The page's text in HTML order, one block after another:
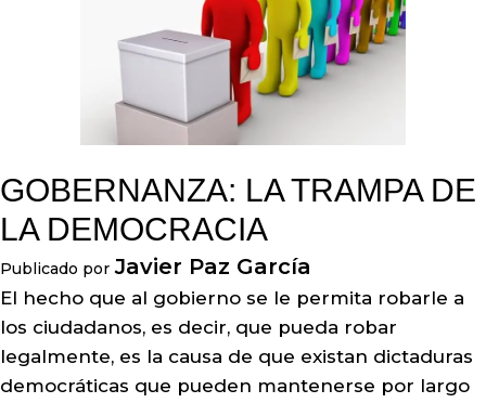
GOBERNANZA: LA TRAMPA DE
LA DEMOCRACIA
Publicado por Javier Paz García
El hecho que al gobierno se le permita robarle a
los ciudadanos, es decir, que pueda robar
legalmente, es la causa de que existan dictaduras
democráticas que pueden mantenerse por largo